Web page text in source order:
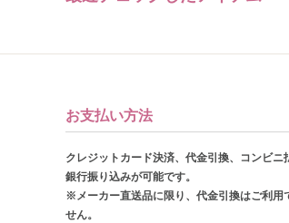
お支払い方法
クレジットカード決済、代金引換、コンビニ
銀行振り込みが可能です。
※メーカー直送品に限り、代金引換はご利用
せん。